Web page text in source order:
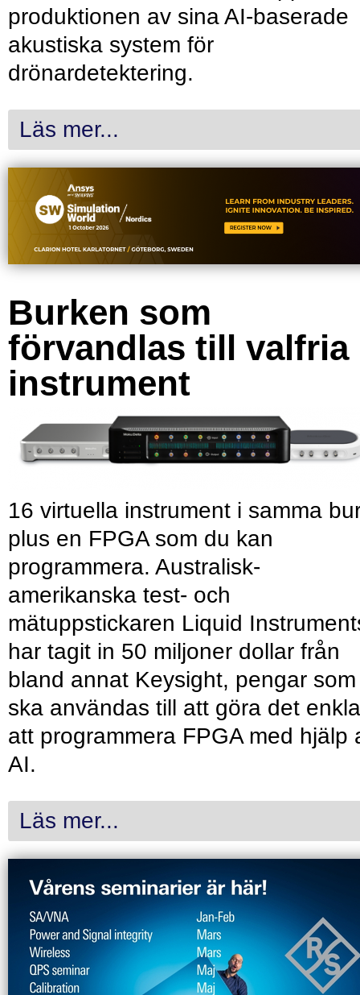
produktionen av sina AI-baserade
akustiska system för
drönardetektering.
Läs mer...
Burken som
förvandlas till valfria
instrument
16 virtuella instrument i samma
plus en FPGA som du kan
programmera. Australisk-
amerikanska test- och
mätuppstickaren Liquid
har tagit in 50 miljoner dollar från
bland annat Keysight, pengar som
ska användas till att göra det
att programmera FPGA med hjälp
AI.
Läs mer...